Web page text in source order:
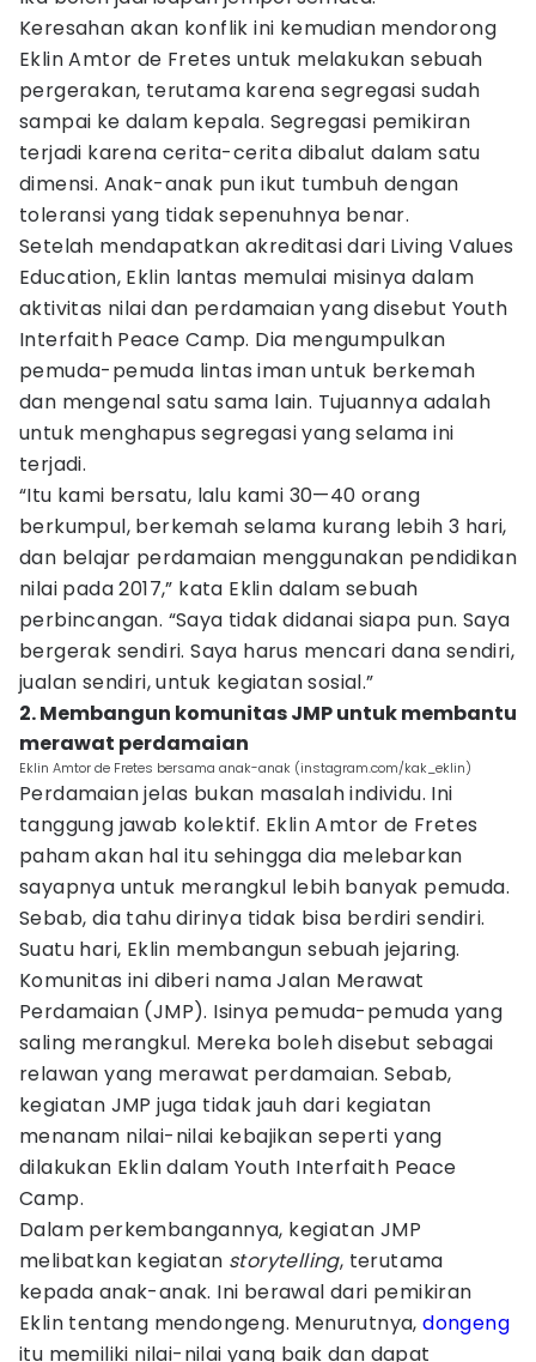
Keresahan akan konflik ini kemudian mendorong
Eklin Amtor de Fretes untuk melakukan sebuah
pergerakan, terutama karena segregasi sudah
sampai ke dalam kepala. Segregasi pemikiran
terjadi karena cerita-cerita dibalut dalam satu
dimensi. Anak-anak pun ikut tumbuh dengan
toleransi yang tidak sepenuhnya benar.
Setelah mendapatkan akreditasi dari Living Values
Education, Eklin lantas memulai misinya dalam
aktivitas nilai dan perdamaian yang disebut Youth
Interfaith Peace Camp. Dia mengumpulkan
pemuda-pemuda lintas iman untuk berkemah
dan mengenal satu sama lain. Tujuannya adalah
untuk menghapus segregasi yang selama ini
terjadi.
“Itu kami bersatu, lalu kami 30—40 orang
berkumpul, berkemah selama kurang lebih 3 hari,
dan belajar perdamaian menggunakan pendidikan
nilai pada 2017,” kata Eklin dalam sebuah
perbincangan. “Saya tidak didanai siapa pun. Saya
bergerak sendiri. Saya harus mencari dana sendiri,
jualan sendiri, untuk kegiatan sosial.”
2. Membangun komunitas JMP untuk membantu
merawat perdamaian
Eklin Amtor de Fretes bersama anak-anak (instagram.com/kak_eklin)
Perdamaian jelas bukan masalah individu. Ini
tanggung jawab kolektif. Eklin Amtor de Fretes
paham akan hal itu sehingga dia melebarkan
sayapnya untuk merangkul lebih banyak pemuda.
Sebab, dia tahu dirinya tidak bisa berdiri sendiri.
Suatu hari, Eklin membangun sebuah jejaring.
Komunitas ini diberi nama Jalan Merawat
Perdamaian (JMP). Isinya pemuda-pemuda yang
saling merangkul. Mereka boleh disebut sebagai
relawan yang merawat perdamaian. Sebab,
kegiatan JMP juga tidak jauh dari kegiatan
menanam nilai-nilai kebajikan seperti yang
dilakukan Eklin dalam Youth Interfaith Peace
Camp.
Dalam perkembangannya, kegiatan JMP
melibatkan kegiatan storytelling, terutama
kepada anak-anak. Ini berawal dari pemikiran
Eklin tentang mendongeng. Menurutnya,dongeng
itu memiliki nilai-nilai yang baik dan dapat